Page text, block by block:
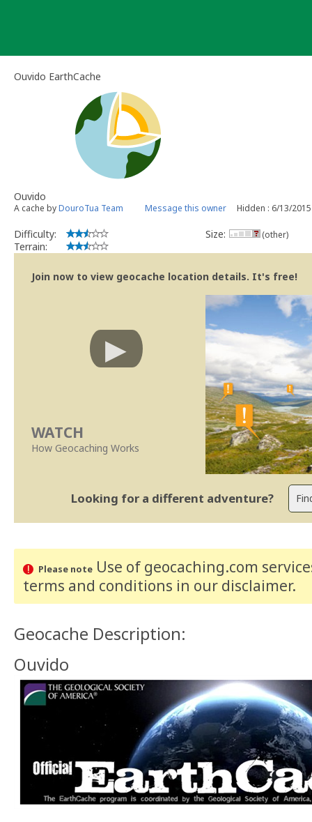
Ouvido EarthCache
Ouvido
A cache byDouroTua Team Message this owner Hidden : 6/13/2015
Difficulty:
Terrain:
Size: (other)
Join now to view geocache location details. It's free!
WATCH
How Geocaching Works
Looking for a different adventure?
Please noteUse of geocaching.com
terms and conditions in our disclaimer.
Geocache Description:
Ouvido